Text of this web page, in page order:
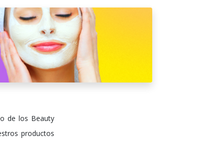
de los Beauty
productos